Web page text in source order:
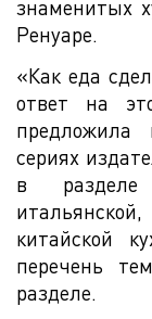
знаменитых
Ренуаре.
«Как еда
ответ на
предложила
сериях
в
китайской
перечень
разделе.